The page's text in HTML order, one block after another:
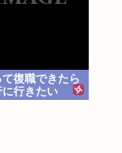
復職できたら
行きたい